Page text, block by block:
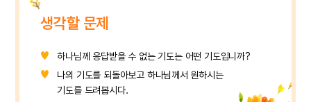
생각할 문제
하나님께 응답받을 수 없는 기도는 어떤 기도입니까?
나의 기도를 되돌아보고 하나님께서 원하시는
기도를 드려봅시다.